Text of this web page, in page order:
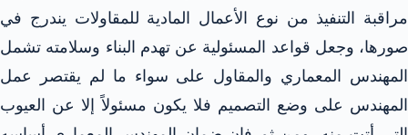
مراقبة التنفيذ من نوع الأعمال المادية للمقاولات يندرج في
صورها، وجعل قواعد المسئولية عن تهدم البناء وسلامته تشمل
المهندس المعماري والمقاول على سواء ما لم يقتصر عمل
المهندس على وضع التصميم فلا يكون مسئولاً إلا عن العيوب